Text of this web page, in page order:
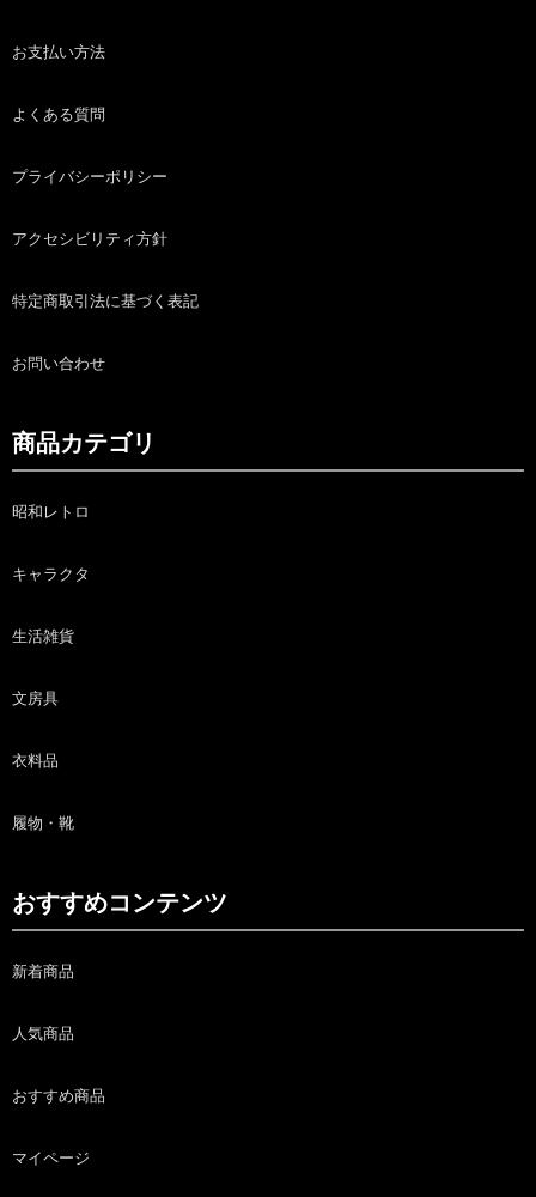
お支払い方法
よくある質問
プライバシーポリシー
アクセシビリティ方針
特定商取引法に基づく表記
お問い合わせ
商品カテゴリ
昭和レトロ
キャラクタ
生活雑貨
文房具
衣料品
履物・靴
おすすめコンテンツ
新着商品
人気商品
おすすめ商品
マイページ